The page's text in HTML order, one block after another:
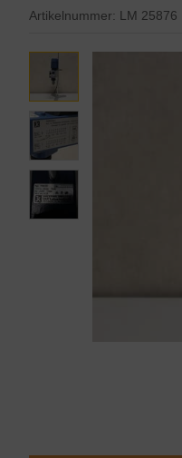
Artikelnummer: LM 25876